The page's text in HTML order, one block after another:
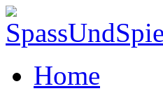
Home